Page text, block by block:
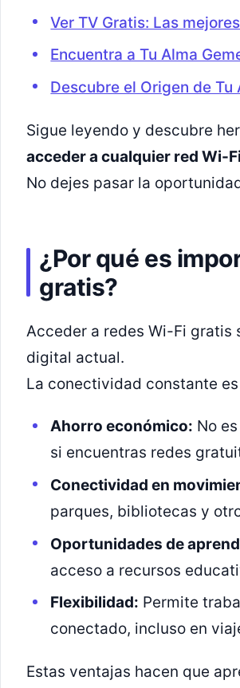
Ver TV Gratis: Las
Encuentra a Tu Alma
Descubre el Origen de
Sigue leyendo y descubre
acceder a cualquier red Wi-
No dejes pasar la
¿Por qué es
gratis?
Acceder a redes Wi-Fi gratis
digital actual.
La conectividad constante
Ahorro económico: No
si encuentras redes
Conectividad en
parques, bibliotecas y
Oportunidades de
acceso a recursos
Flexibilidad: Permite
conectado, incluso en
Estas ventajas hacen que